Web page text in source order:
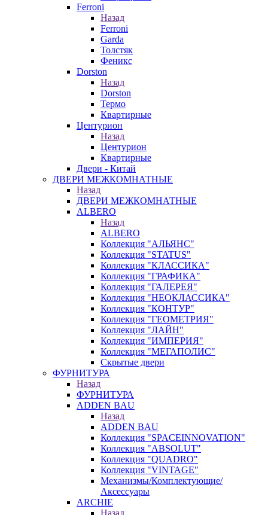
Ferroni
Назад
Ferroni
Garda
Толстяк
Феникс
Dorston
Назад
Dorston
Термо
Квартирные
Центурион
Назад
Центурион
Квартирные
Двери - Китай
ДВЕРИ МЕЖКОМНАТНЫЕ
Назад
ДВЕРИ МЕЖКОМНАТНЫЕ
ALBERO
Назад
ALBERO
Коллекция "АЛЬЯНС"
Коллекция "STATUS"
Коллекция "КЛАССИКА"
Коллекция "ГРАФИКА"
Коллекция "ГАЛЕРЕЯ"
Коллекция "НЕОКЛАССИКА"
Коллекция "КОНТУР"
Коллекция "ГЕОМЕТРИЯ"
Коллекция "ЛАЙН"
Коллекция "ИМПЕРИЯ"
Коллекция "МЕГАПОЛИС"
Скрытые двери
ФУРНИТУРА
Назад
ФУРНИТУРА
ADDEN BAU
Назад
ADDEN BAU
Коллекция "SPACEINNOVATION"
Коллекция "ABSOLUT"
Коллекция "QUADRO"
Коллекция "VINTAGE"
Механизмы/Комплектующие/
Аксессуары
ARCHIE
Назад